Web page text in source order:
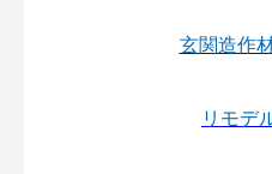
玄関造作
リモデ